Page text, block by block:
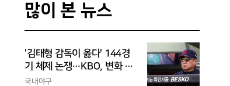
많이 본 뉴스
'김태형 감독이 옳다' 144경
기 체제 논쟁…KBO, 변화 고
민해야, 환경에 맞는 경기 수
국내야구